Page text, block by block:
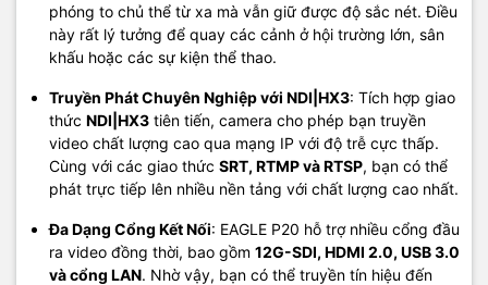
phóng to chủ thể từ xa mà vẫn giữ được độ sắc nét. Điều
này rất lý tưởng để quay các cảnh ở hội trường lớn, sân
khấu hoặc các sự kiện thể thao.
Truyền Phát Chuyên Nghiệp với NDI|HX3: Tích hợp giao
thức NDI|HX3 tiên tiến, camera cho phép bạn truyền
video chất lượng cao qua mạng IP với độ trễ cực thấp.
Cùng với các giao thức SRT, RTMP và RTSP, bạn có thể
phát trực tiếp lên nhiều nền tảng với chất lượng cao nhất.
Đa Dạng Cổng Kết Nối: EAGLE P20 hỗ trợ nhiều cổng đầu
ra video đồng thời, bao gồm 12G-SDI, HDMI 2.0, USB 3.0
và cổng LAN. Nhờ vậy, bạn có thể truyền tín hiệu đến